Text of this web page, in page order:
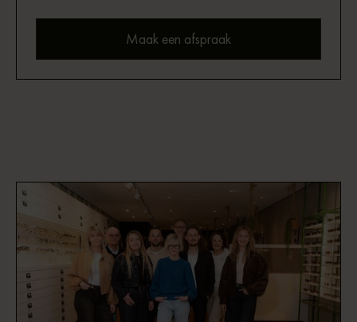
Maak een afspraak